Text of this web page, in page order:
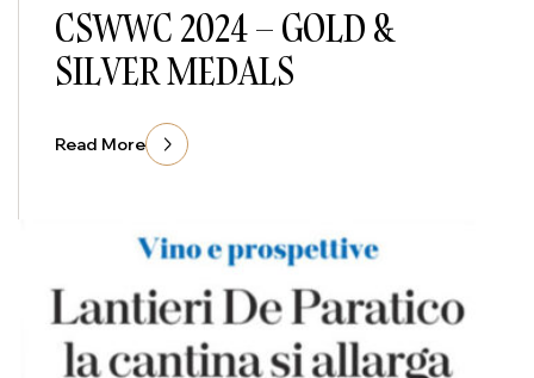
CSWWC 2024 – GOLD &
SILVER MEDALS
Read More